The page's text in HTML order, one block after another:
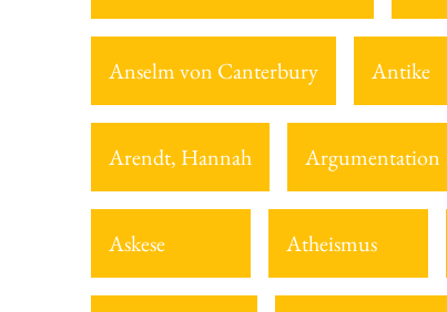
Anselm von Canterbury Antike
Arendt, Hannah Argumentation
Askese Atheismus